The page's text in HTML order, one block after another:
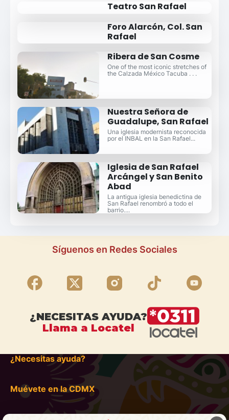
Teatro San Rafael
Foro Alarcón, Col. San
Rafael
Ribera de San Cosme
One of the most iconic stretches of
the Calzada México Tacuba . . .
Nuestra Señora de
Guadalupe, San Rafael
Una iglesia modernista reconocida
por el INBAL en la San Rafael...
Iglesia de San Rafael
Arcángel y San Benito
Abad
La antigua iglesia benedictina de
San Rafael renombró a todo el
barrio....
Síguenos en Redes Sociales
¿NECESITAS AYUDA?
Llama a Locatel
¿Necesitas ayuda?
Muévete en la CDMX